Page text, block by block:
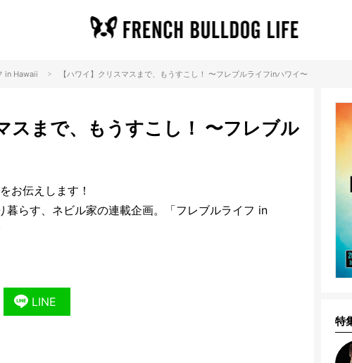
in Hawaii > 【ハワイ】クリスマスまで、もうすこし！ 〜フレブルライフinハワイ〜
スまで、もうすこし！ 〜フレブル
お伝えします！
らす、ネビル家の連載企画。
「フレブルライフ in
LINE
特